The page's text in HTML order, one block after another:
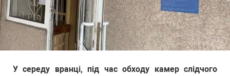
У середу вранці, під час обходу камер слідчого